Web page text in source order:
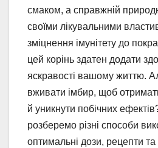
смаком, а справжній
своїми лікувальними
зміцнення імунітету до
цей корінь здатен додати
яскравості вашому життю.
вживати імбир, щоб
й уникнути побічних
розберемо різні способи
оптимальні дози, рецепти